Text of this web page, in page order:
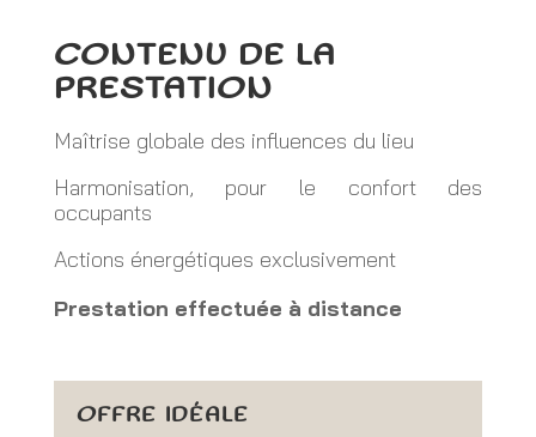
CONTENU DE LA
PRESTATION
Maîtrise globale des influences du lieu
Harmonisation, pour le confort des
occupants
Actions énergétiques exclusivement
Prestation effectuée à distance
OFFRE IDÉALE